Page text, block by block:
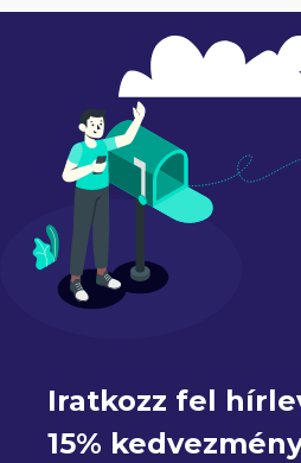
Iratkozz fel
15%